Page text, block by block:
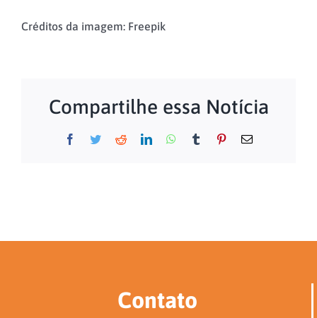
Créditos da imagem: Freepik
Compartilhe essa Notícia
Facebook
TwitterRedditLinkedInWhatsApp
Tumblr Pinterest
E-
Contato